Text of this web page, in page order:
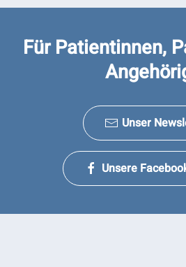
Für Patientinnen,
Unser
Unsere